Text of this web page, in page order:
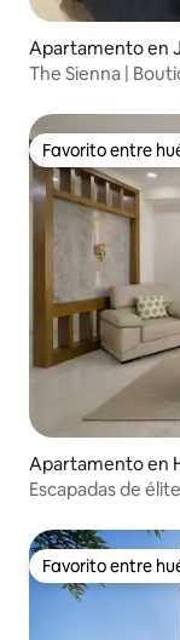
Apartamento en
The Sienna |
Favorito entre
Favorito entre
Apartamento en
Escapadas de
Favorito entre
Favorito entre